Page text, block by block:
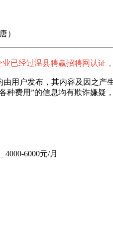
）
已经过温县聘赢招聘网认证
用户发布，其内容及因之产
种费用”的信息均有欺诈嫌疑
4000-6000元/月